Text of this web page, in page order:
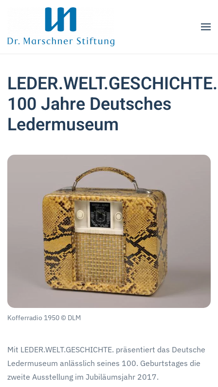
Zum Hauptinhalt springen
LEDER.WELT.GESCHICHTE.
100 Jahre Deutsches
Ledermuseum
Kofferradio 1950 © DLM
Mit LEDER.WELT.GESCHICHTE. präsentiert das Deutsche
Ledermuseum anlässlich seines 100. Geburtstages die
zweite Ausstellung im Jubiläumsjahr 2017.